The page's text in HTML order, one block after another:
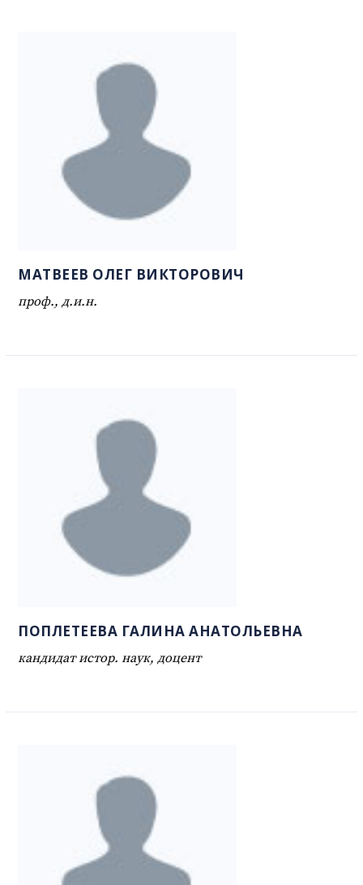
МАТВЕЕВ ОЛЕГ ВИКТОРОВИЧ
проф., д.и.н.
ПОПЛЕТЕЕВА ГАЛИНА АНАТОЛЬЕВНА
кандидат истор. наук, доцент